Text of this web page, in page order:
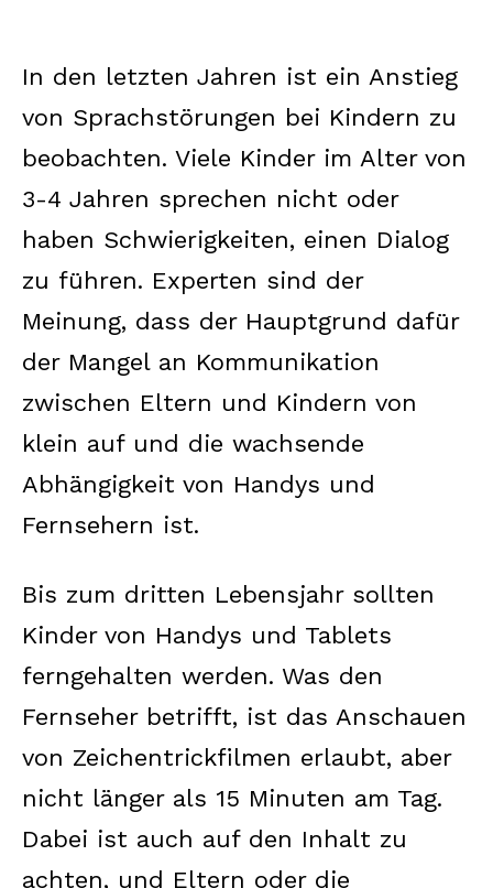
In den letzten Jahren ist ein Anstieg
von Sprachstörungen bei Kindern zu
beobachten. Viele Kinder im Alter von
3-4 Jahren sprechen nicht oder
haben Schwierigkeiten, einen Dialog
zu führen. Experten sind der
Meinung, dass der Hauptgrund dafür
der Mangel an Kommunikation
zwischen Eltern und Kindern von
klein auf und die wachsende
Abhängigkeit von Handys und
Fernsehern ist.
Bis zum dritten Lebensjahr sollten
Kinder von Handys und Tablets
ferngehalten werden. Was den
Fernseher betrifft, ist das Anschauen
von Zeichentrickfilmen erlaubt, aber
nicht länger als 15 Minuten am Tag.
Dabei ist auch auf den Inhalt zu
achten, und Eltern oder die